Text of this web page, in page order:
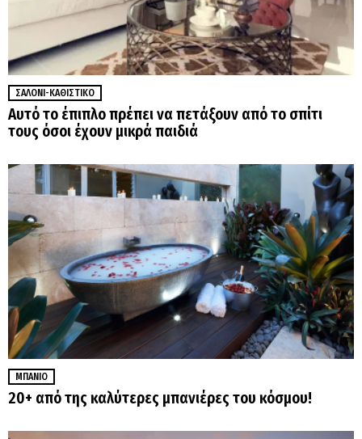
ΣΑΛΌΝΙ-ΚΑΘΙΣΤΙΚΌ
Αυτό το έπιπλο πρέπει να πετάξουν από το σπίτι
τους όσοι έχουν μικρά παιδιά
ΜΠΆΝΙΟ
20+ από της καλύτερες μπανιέρες του κόσμου!